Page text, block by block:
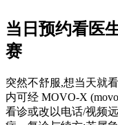
当日预约看医
赛
突然不舒服,想当天就
内可经 MOVO-X
看诊或改以电话/视频